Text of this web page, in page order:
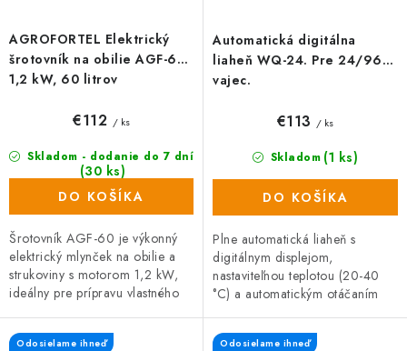
AGROFORTEL Elektrický
šrotovník na obilie AGF-60 |
1,2 kW, 60 litrov
Skladom - dodanie do 7 dní
(30 ks)
€112 / ks
DO KOŠÍKA
Šrotovník AGF-60 je výkonný
elektrický mlynček na obilie a
strukoviny s motorom 1,2 kW,
ideálny pre prípravu vlastného
Automatická digitálna
liaheň WQ-24. Pre 24/96
vajec.
Skladom (1 ks)
€113 / ks
DO KOŠÍKA
Plne automatická liaheň s
digitálnym displejom,
nastaviteľnou teplotou (20-40
°C) a automatickým otáčaním
možnosť doliahnutia.
Odosielame ihneď Odosielame ihneď